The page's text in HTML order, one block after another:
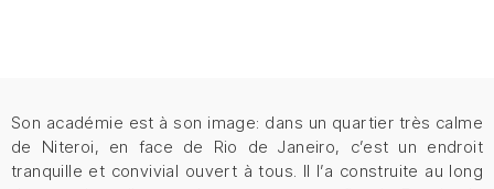
Son académie est à son image: dans un quartier très calme
de Niteroi, en face de Rio de Janeiro, c’est un endroit
tranquille et convivial ouvert à tous. Il l’a construite au long